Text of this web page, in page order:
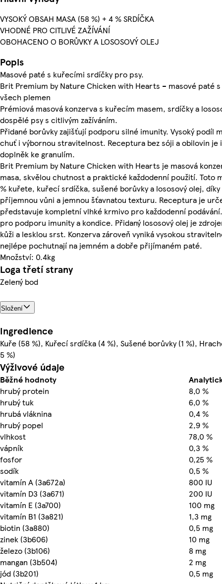
VYSOKÝ OBSAH MASA (58 %) + 4 % SRDÍČKA
VHODNÉ PRO CITLIVÉ ZAŽÍVÁNÍ
OBOHACENO O BORŮVKY A LOSOSOVÝ OLEJ
Popis
Masové paté s kuřecími srdíčky pro psy.
Brit Premium by Nature Chicken with Hearts – masové paté
všech plemen
Prémiová masová konzerva s kuřecím masem, srdíčky a
dospělé psy s citlivým zažíváním.
Přidané borůvky zajišťují podporu silné imunity. Vysoký podíl
chuť i výbornou stravitelnost. Receptura bez sóji a obilovin je
doplněk ke granulím.
Brit Premium by Nature Chicken with Hearts je masová
masa, skvělou chutnost a praktické každodenní použití. Toto
% kuřete, kuřecí srdíčka, sušené borůvky a lososový olej,
příjemnou vůni a jemnou šťavnatou texturu. Receptura je
představuje kompletní vlhké krmivo pro každodenní
pro podporu imunity a kondice. Přidaný lososový olej je
kůži a lesklou srst. Konzerva zároveň vyniká vysokou
nejlépe pochutnají na jemném a dobře přijímaném paté.
Množství: 0.4kg
Loga třetí strany
Zelený bod
Složení
Ingredience
Kuře (58 %), Kuřecí srdíčka (4 %), Sušené borůvky (1 %),
5 %)
Výživové údaje
Běžné hodnoty
hrubý protein
8,0 %
hrubý tuk
6,0 %
hrubá vláknina
0,4 %
hrubý popel
2,9 %
vlhkost
78,0 %
vápník
0,3 %
fosfor
0,25 %
sodík
0,5 %
vitamín A (3a672a)
800 IU
vitamín D3 (3a671)
200 IU
vitamín E (3a700)
100 mg
vitamín B1 (3a821)
1,3 mg
biotin (3a880)
0,5 mg
zinek (3b606)
10 mg
železo (3b106)
8 mg
mangan (3b504)
2 mg
jód (3b201)
0,5 mg